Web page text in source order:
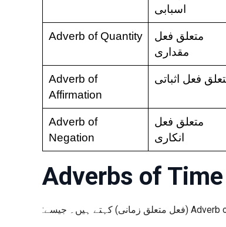
اسبابی
Adverb of Quantity
متعلق فعل
مقداری
Adverb of
Affirmation
فعل اثباتی
Adverb of
Negation
متعلق فعل
انکاری
Adverbs of